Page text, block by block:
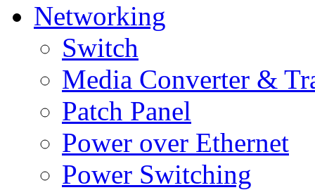
Networking
Switch
Media Converter &
Patch Panel
Power over Ethernet
Power Switching